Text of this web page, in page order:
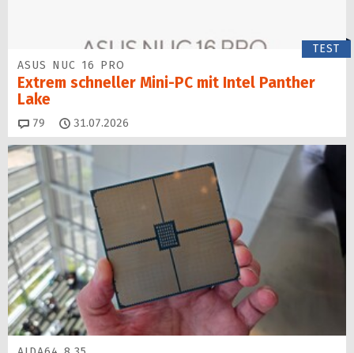
TEST
ASUS NUC 16 PRO
Extrem schneller Mini-PC mit Intel Panther
Lake
79 Kommentare
31.07.2026